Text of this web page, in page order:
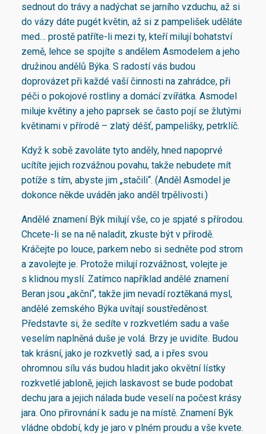
sednout do trávy a nadýchat se jarního vzduchu, až si
do vázy dáte pugét květin, až si z pampelišek uděláte
med… prostě patříte-li mezi ty, kteří milují bohatství
země, lehce se spojíte s andělem Asmodelem a jeho
družinou andělů Býka. S radostí vás budou
doprovázet při každé vaší činnosti na zahrádce, při
péči o pokojové rostliny a domácí zvířátka. Asmodel
miluje květiny a jeho paprsek se často pojí se žlutými
květinami v přírodě – zlatý déšť, pampelišky, petrklíč.
Když k sobě zavoláte tyto anděly, hned napoprvé
ucítíte jejich rozvážnou povahu, takže nebudete mít
potíže s tím, abyste jim „stačili“. (Anděl Asmodel je
dokonce někde uváděn jako anděl trpělivosti.)
Andělé znamení Býk milují vše, co je spjaté s přírodou.
Chcete-li se na ně naladit, zkuste být v přírodě.
Kráčejte po louce, parkem nebo si sedněte pod strom
a zavolejte je. Protože milují rozvážnost, volejte je
s klidnou myslí. Zatímco například andělé znamení
Beran jsou „akční“, takže jim nevadí roztěkaná mysl,
andělé zemského Býka uvítají soustředěnost.
Představte si, že sedíte v rozkvetlém sadu a vaše
veselím naplněná duše je volá. Brzy je uvidíte. Budou
tak krásní, jako je rozkvetlý sad, a i přes svou
ohromnou sílu vás budou hladit jako okvětní lístky
rozkvetlé jabloně, jejich laskavost se bude podobat
dechu jara a jejich nálada bude veselí na počest krásy
jara. Ono přirovnání k sadu je na místě. Znamení Býk
vládne období, kdy je jaro v plném proudu a vše kvete.